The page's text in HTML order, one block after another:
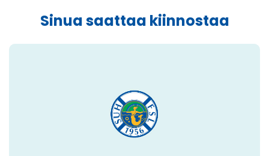
Sinua saattaa kiinnostaa